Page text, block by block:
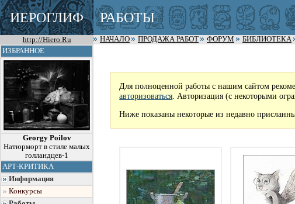
ИЕРОГЛИФ РАБОТЫ
http://Hiero.Ru НАЧАЛО ПРОДАЖА РАБОТ ФОРУМ БИБЛИОТЕКА
ИЗБРАННОЕ
Georgy Poilov
Натюрморт в стиле малых
голландцев-1
АРТ-КРИТИКА
Информация
Конкурсы
Для полноценной работы с нашим сайтом
авторизоваться . Авторизация (с некоторыми
Ниже показаны некоторые из недавно